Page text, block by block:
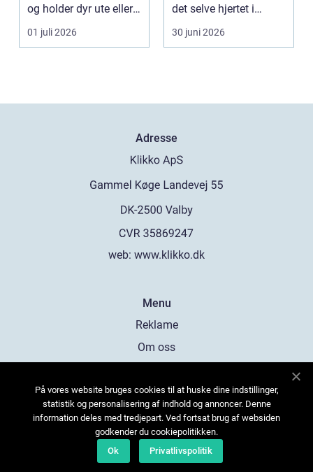
og holder dyr ute eller
inne, ...
01 juli 2026
det selve hjertet i
boligen, romm...
30 juni 2026
Adresse
web: www.klikko.dk
Menu
Reklame
Om oss
Kontakt Oss
Sitemap
På vores website bruges cookies til at huske dine indstillinger,
statistik og personalisering af indhold og annoncer. Denne
information deles med tredjepart. Ved fortsat brug af websiden
godkender du cookiepolitikken.
Ok
Privatlivspolitik